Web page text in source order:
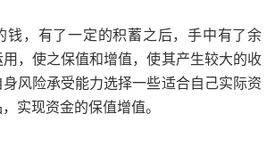
钱，有了一定的积蓄之后，手中有了余
，使之保值和增值，使其产生较大的收
风险承受能力选择一些适合自己实际资
实现资金的保值增值。